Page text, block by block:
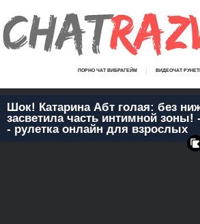
ПОРНО ЧАТ ВИБРАГЕЙМ ВИДЕОЧАТ
Шок! Катарина Абт голая: без
засветила часть интимной зоны!
- рулетка онлайн для взрослых